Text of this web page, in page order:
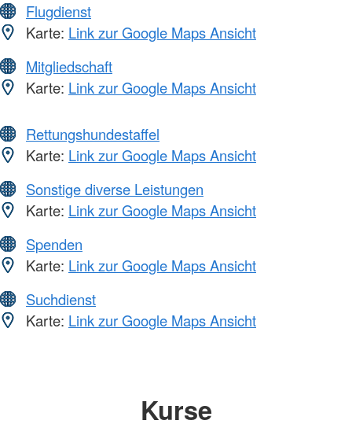
Flugdienst
Karte: Link zur Google Maps Ansicht
Mitgliedschaft
Karte: Link zur Google Maps Ansicht
Rettungshundestaffel
Karte: Link zur Google Maps Ansicht
Sonstige diverse Leistungen
Karte: Link zur Google Maps Ansicht
Spenden
Karte: Link zur Google Maps Ansicht
Suchdienst
Karte: Link zur Google Maps Ansicht
Kurse